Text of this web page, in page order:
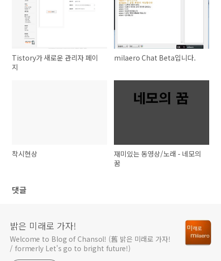
Tistory가 새로운 관리자 페이
지
milaero Chat Beta입니다.
착시현상
재미있는 동영상/노래 - 네모의
꿈
댓글
밝은 미래로 가자!
Welcome to Blog of Chansol! (舊 밝은 미래로 가자!
/ formerly Let's go to bright future!)